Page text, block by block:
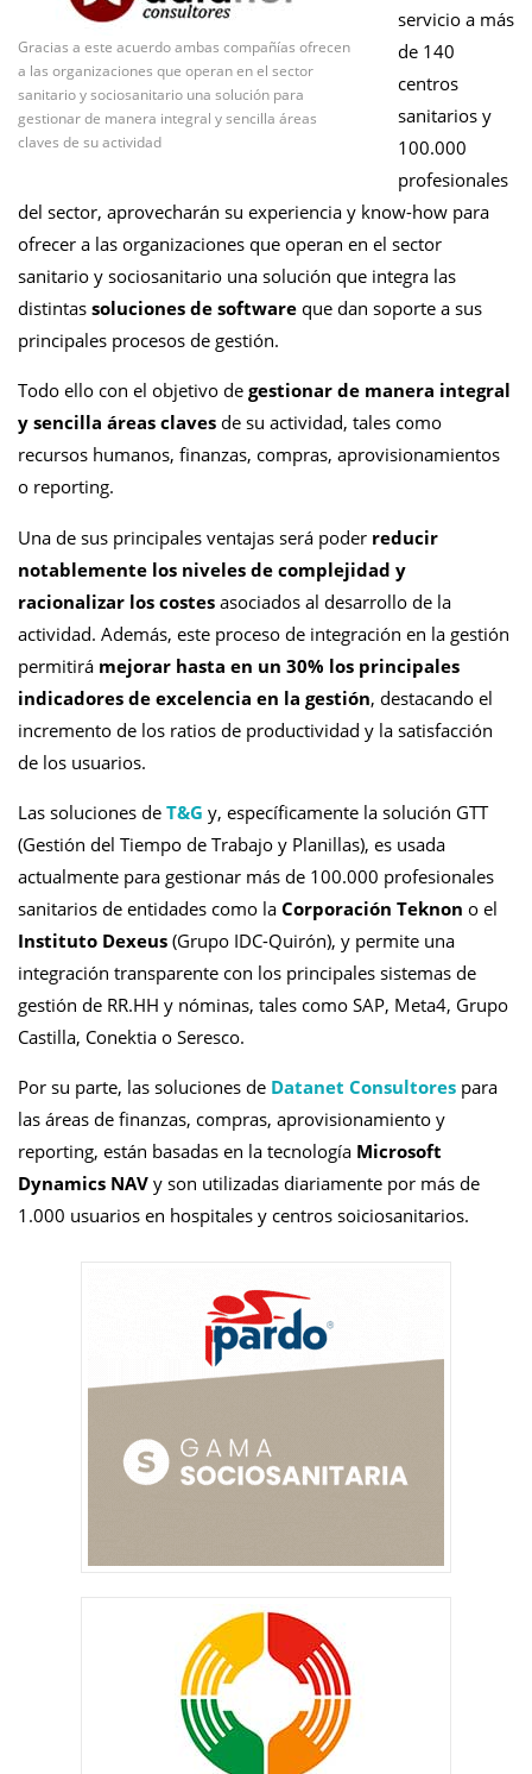
Gracias a este acuerdo ambas compañías ofrecen
a las organizaciones que operan en el sector
sanitario y sociosanitario una solución para
gestionar de manera integral y sencilla áreas
claves de su actividad
servicio a más
de 140
centros
sanitarios y
100.000
profesionales
del sector, aprovecharán su experiencia y know-how para
ofrecer a las organizaciones que operan en el sector
sanitario y sociosanitario una solución que integra las
distintas soluciones de software que dan soporte a sus
principales procesos de gestión.
Todo ello con el objetivo de gestionar de manera integral
y sencilla áreas claves de su actividad, tales como
recursos humanos, finanzas, compras, aprovisionamientos
o reporting.
Una de sus principales ventajas será poder reducir
notablemente los niveles de complejidad y
racionalizar los costes asociados al desarrollo de la
actividad. Además, este proceso de integración en la gestión
permitirá mejorar hasta en un 30% los principales
indicadores de excelencia en la gestión, destacando el
incremento de los ratios de productividad y la satisfacción
de los usuarios.
Las soluciones de T&G y, específicamente la solución GTT
(Gestión del Tiempo de Trabajo y Planillas), es usada
actualmente para gestionar más de 100.000 profesionales
sanitarios de entidades como la Corporación Teknon o el
Instituto Dexeus (Grupo IDC-Quirón), y permite una
integración transparente con los principales sistemas de
gestión de RR.HH y nóminas, tales como SAP, Meta4, Grupo
Castilla, Conektia o Seresco.
Por su parte, las soluciones de Datanet Consultores para
las áreas de finanzas, compras, aprovisionamiento y
reporting, están basadas en la tecnología Microsoft
Dynamics NAV y son utilizadas diariamente por más de
1.000 usuarios en hospitales y centros soiciosanitarios.